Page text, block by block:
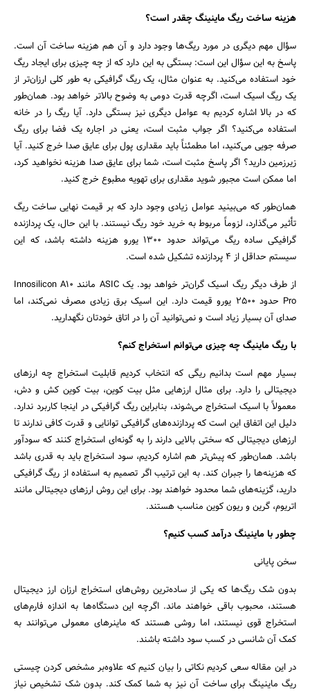
هزینه ساخت ریگ ماینینگ چقدر است؟
سؤال مهم دیگری در مورد ریگ‌ها وجود دارد و آن هم هزینه ساخت آن است.
پاسخ به این سؤال این است: بستگی به این دارد که از چه چیزی برای ایجاد ریگ
خود استفاده می‌کنید. به عنوان مثال، یک ریگ گرافیکی به طور کلی ارزان‌تر از
یک ریگ اسیک است، اگرچه قدرت دومی به وضوح بالاتر خواهد بود. همان‌طور
که در بالا اشاره کردیم به عوامل دیگری نیز بستگی دارد. آیا ریگ را در خانه
استفاده می‌کنید؟ اگر جواب مثبت است، یعنی در اجاره یک فضا برای ریگ
صرفه جویی می‌کنید، اما مطمئناً باید مقداری پول برای عایق صدا خرج کنید. آیا
زیرزمین دارید؟ اگر پاسخ مثبت است، شما برای عایق صدا هزینه نخواهید کرد،
اما ممکن است مجبور شوید مقداری برای تهویه مطبوع خرج کنید.
همان‌طور که می‌بینید عوامل زیادی وجود دارد که بر قیمت نهایی ساخت ریگ
تأثیر می‌گذارد، لزوماً مربوط به خرید خود ریگ نیستند. با این حال، یک پردازنده
گرافیکی ساده ریگ می‌تواند حدود 1300 یورو هزینه داشته باشد، که این
سیستم حداقل از 4 پردازنده تشکیل شده است.
از طرف دیگر ریگ اسیک گران‌تر خواهد بود. یک ASIC مانند Innosilicon A10
Pro حدود 2500 یورو قیمت دارد. این اسیک برق زیادی مصرف نمی‌کند، اما
صدای آن بسیار زیاد است و نمی‌توانید آن را در اتاق خودتان نگهدارید.
با ریگ ماینیگ چه چیزی می‌توانم استخراج کنم؟
بسیار مهم است بدانیم ریگی که انتخاب کردیم قابلیت استخراج چه ارزهای
دیجیتالی را دارد. برای مثال ارزهایی مثل بیت کوین، بیت کوین کش و دش،
معمولاً با اسیک استخراج می‌شوند، بنابراین ریگ گرافیکی در اینجا کاربرد ندارد.
دلیل این اتفاق این است که پردازنده‌های گرافیکی توانایی و قدرت کافی ندارند تا
ارزهای دیجیتالی که سختی بالایی دارند را به گونه‌ای استخراج کنند که سودآور
باشد. همان‌طور که پیش‌تر هم اشاره کردیم، سود استخراج باید به قدری باشد
که هزینه‌ها را جبران کند. به این ترتیب اگر تصمیم به استفاده از ریگ گرافیکی
دارید، گزینه‌های شما محدود خواهند بود. برای این روش ارزهای دیجیتالی مانند
اتریوم، گرین و ریون کوین مناسب هستند.
چطور با ماینینگ درآمد کسب کنیم؟
سخن پایانی
بدون شک ریگ‌ها که یکی از ساده‌ترین روش‌های استخراج ارزان ارز دیجیتال
هستند، محبوب باقی خواهند ماند. اگرچه این دستگاه‌ها به اندازه فارم‌های
استخراج قوی نیستند، اما روشی هستند که ماینرهای معمولی می‌توانند به
کمک آن شانسی در کسب سود داشته باشند.
در این مقاله سعی کردیم نکاتی را بیان کنیم که علاوه‌بر مشخص کردن چیستی
ریگ ماینینگ برای ساخت آن نیز به شما کمک کند. بدون شک تشخیص نیاز